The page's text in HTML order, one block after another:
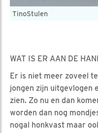
TinoStulen
WAT IS ER AAN DE
Er is niet meer zoveel
jongen zijn uitgevlogen
zien. Zo nu en dan
worden dan nog
nogal honkvast maar